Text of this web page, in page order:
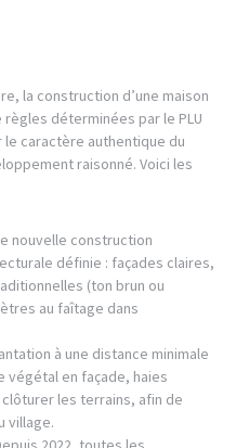
la construction d’une maison
déterminées par le PLU
le caractère authentique du
raisonné. Voici les
nouvelle construction
définie : façades claires,
(ton brun ou
au faîtage dans
à une distance minimale
végétal en façade, haies
les terrains, afin de
village.